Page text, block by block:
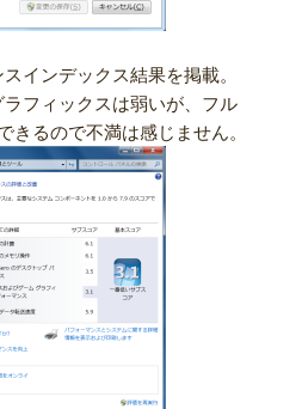
インデックス結果を掲載。
フィックスは弱いが、フル
るので不満は感じません。